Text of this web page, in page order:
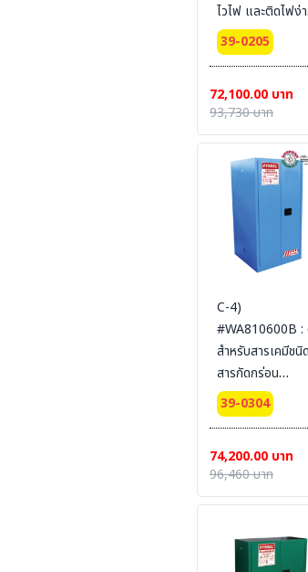
ไวไฟ และติดไฟง่
Combustible
Cabinets 227 L 2
Ext dimension
165x86x86
SYSBEL (ไม่รวม
สายดิน)
39-0205
72,100.00 บาท
93,730 บาท
C-4)
#WA810600B :
สำหรับสารเคมีชนิด
สารกัดกร่อน
Corrosive
Cabinets 227 L 2
Ext dimension
165x86x86
สายดิน)
39-0304
74,200.00 บาท
96,460 บาท